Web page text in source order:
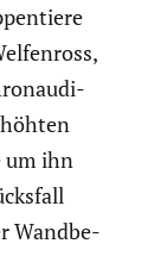
um ihn
Wandbe­